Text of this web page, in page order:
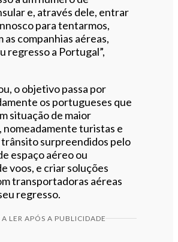
e, através dele, entrar
para tentarmos,
companhias aéreas,
regresso a Portugal”,
o objetivo passa por
os portugueses que
situação de maior
nomeadamente turistas e
trânsito surpreendidos pelo
espaço aéreo ou
voos, e criar soluções
transportadoras aéreas
regresso.
LER APÓS A PUBLICIDADE